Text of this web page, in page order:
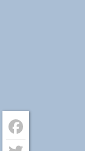
Facebook